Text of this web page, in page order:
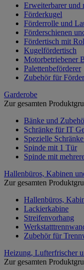
Erweiterbarer und
Förderkugel
Förderrolle und
Förderschienen
Fördertisch mit
Kugelfördertisch
Motorbetriebener
Palettenbeförderer
Zubehör für
Garderobe
Zur gesamten
Bänke und
Schränke für IT
Spezielle
Spinde mit 1 Tür
Spinde mit
Hallenbüros, Kabinen
Zur gesamten
Hallenbüros,
Lackierkabine
Streifenvorhang
Zubehör für
Heizung, Lufterfrischer
Zur gesamten